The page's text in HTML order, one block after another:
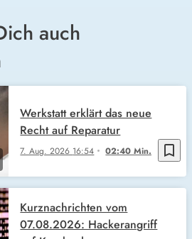
auch
bookmark_border
7. Aug. 2026 16:54 02:40 Min.
Werkstatt erklärt das neue
Recht auf Reparatur
Kurznachrichten vom
07.08.2026: Hackerangriff